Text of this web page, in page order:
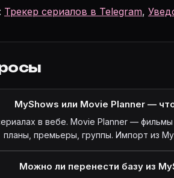
Трекер сериалов в Telegram,
MyShows или Movie Planner —
в вебе. Movie Planner —
планы, премьеры, группы. Импорт из
Можно ли перенести базу из